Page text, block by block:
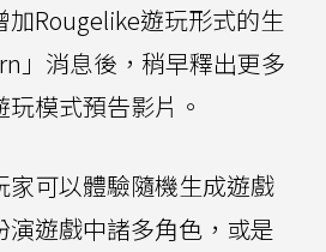
加Rougelike遊玩形式的生
」消息後，稍早釋出更多
模式預告影片。
家可以體驗隨機生成遊戲
演遊戲中諸多角色，或是